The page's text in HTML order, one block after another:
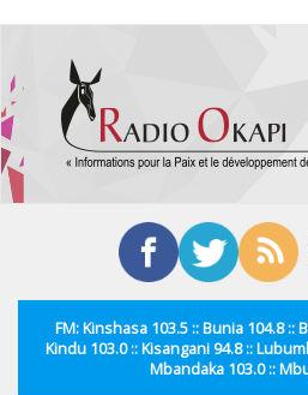
contenu
principal
FM: Kinshasa 103.5 :: Bunia 104.8 ::
Kindu 103.0 :: Kisangani 94.8 ::
Mbandaka 103.0 ::